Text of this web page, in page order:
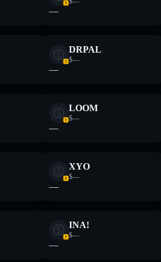
—
DRPAL
$—
—
LOOM
$—
—
XYO
$—
—
INA!
$—
—